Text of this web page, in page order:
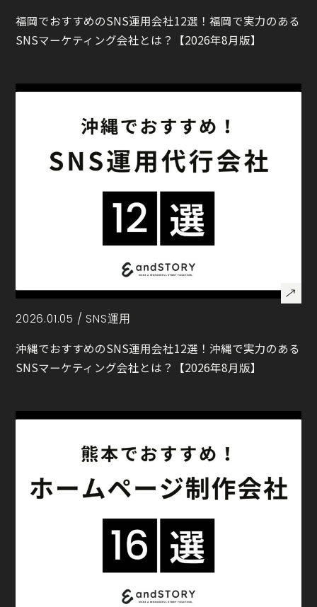
福岡でおすすめのSNS運用会社12選！福岡で実力のある
SNSマーケティング会社とは？【2026年8月版】
2026.01.05 / SNS運用
沖縄でおすすめのSNS運用会社12選！沖縄で実力のある
SNSマーケティング会社とは？【2026年8月版】